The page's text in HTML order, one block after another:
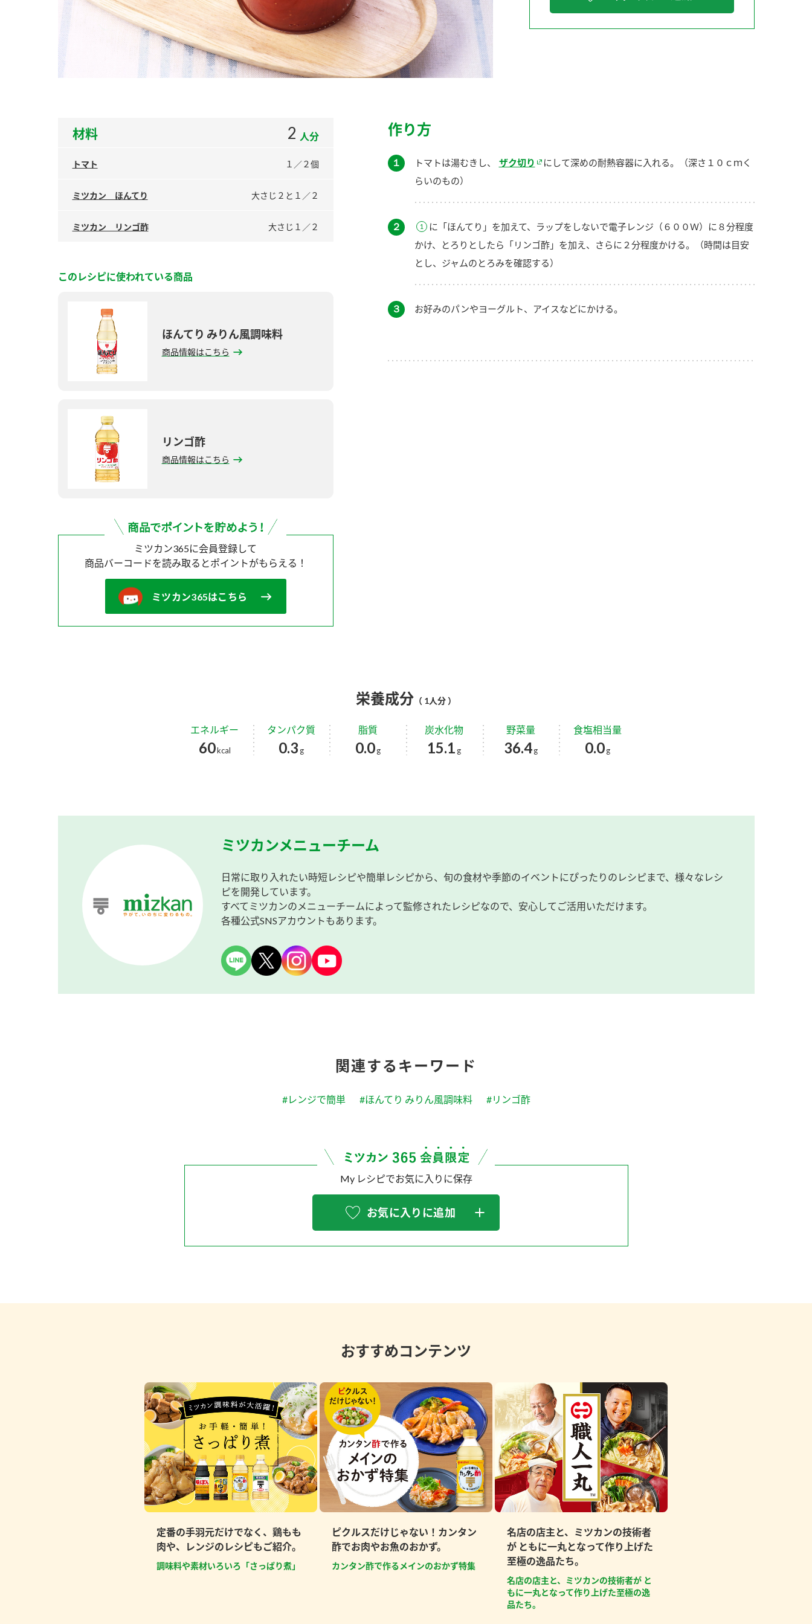
材料 2 人分
トマト １／２個
ミツカン ほんてり 大さじ２と１／２
ミツカン リンゴ酢 大さじ１／２
このレシピに使われている商品
ほんてり みりん風調味料
商品情報はこちら
リンゴ酢
商品情報はこちら
ミツカン365に会員登録して
商品バーコードを読み取ると ポイントがもらえる！
ミツカン365はこちら
作り方
１ トマトは湯むきし、 ザク切り
にして深めの耐熱容器に入れる。（深さ１０ｃｍく
らいのもの）
２
に「ほんてり」を加えて、ラップをしないで電子レンジ（６００Ｗ）に８分程度
かけ、とろりとしたら「リンゴ酢」を加え、さらに２分程度かける。（時間は目安
とし、ジャムのとろみを確認する）
３ お好みのパンやヨーグルト、アイスなどにかける。
栄養成分 （ 1人分 ）
エネルギー
60kcal
タンパク質
0.3 g
脂質
0.0 g
炭水化物
15.1 g
野菜量
36.4g
食塩相当量
0.0 g
ミツカンメニューチーム
日常に取り入れたい時短レシピや簡単レシピから、旬の食材や季節のイベントにぴったりのレシピまで、様々なレシ
ピを開発しています。
すべてミツカンのメニューチームによって監修されたレシピなので、安心してご活用いただけます。
各種公式SNSアカウントもあります。
関連するキーワード
#レンジで簡単 #ほんてり みりん風調味料 #リンゴ酢
My レシピでお気に入りに保存
お気に入りに追加
おすすめコンテンツ
定番の手羽元だけでなく、鶏もも
肉や、レンジのレシピもご紹介。
調味料や素材いろいろ「さっぱり煮」
ピクルスだけじゃない！カンタン
酢でお肉やお魚のおかず。
カンタン酢で作るメインのおかず特集
名店の店主と、ミツカンの技術者
が ともに一丸となって作り上げた
至極の逸品たち。
名店の店主と、ミツカンの技術者が と
もに一丸となって作り上げた至極の逸
品たち。